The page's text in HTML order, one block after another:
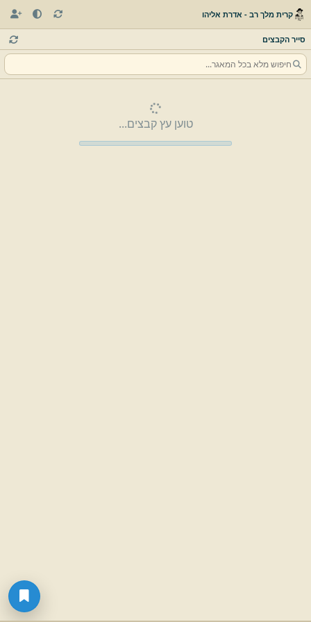
קרית מלך רב - אדרת אליהו
סייר הקבצים
טוען עץ קבצים...